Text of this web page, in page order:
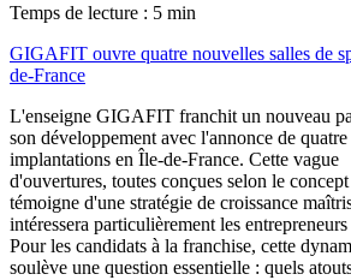
Temps de lecture : 5 min
GIGAFIT ouvre quatre nouvelles salles de
de-France
L'enseigne GIGAFIT franchit un nouveau
son développement avec l'annonce de
implantations en Île-de-France. Cette vague
d'ouvertures, toutes conçues selon le
témoigne d'une stratégie de croissance
intéressera particulièrement les
Pour les candidats à la franchise, cette
soulève une question essentielle : quels